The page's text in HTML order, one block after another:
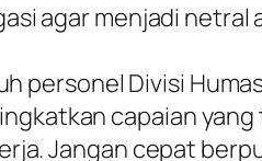
agar menjadi netral
personel Divisi
capaian yang
Jangan cepat